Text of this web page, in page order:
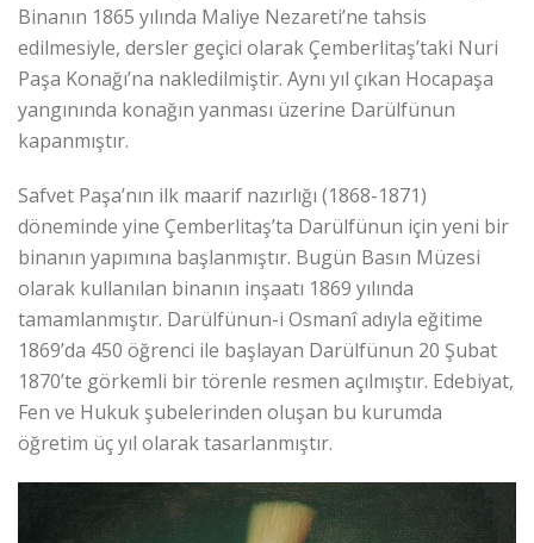
Binanın 1865 yılında Maliye Nezareti’ne tahsis
edilmesiyle, dersler geçici olarak Çemberlitaş’taki Nuri
Paşa Konağı’na nakledilmiştir. Aynı yıl çıkan Hocapaşa
yangınında konağın yanması üzerine Darülfünun
kapanmıştır.
Safvet Paşa’nın ilk maarif nazırlığı (1868-1871)
döneminde yine Çemberlitaş’ta Darülfünun için yeni bir
binanın yapımına başlanmıştır. Bugün Basın Müzesi
olarak kullanılan binanın inşaatı 1869 yılında
tamamlanmıştır. Darülfünun-i Osmanî adıyla eğitime
1869’da 450 öğrenci ile başlayan Darülfünun 20 Şubat
1870’te görkemli bir törenle resmen açılmıştır. Edebiyat,
Fen ve Hukuk şubelerinden oluşan bu kurumda
öğretim üç yıl olarak tasarlanmıştır.